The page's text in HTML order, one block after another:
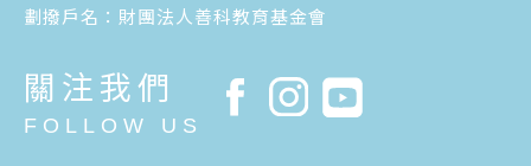
劃撥戶名：財團法人善科教育基金會
關注我們
FOLLOW US